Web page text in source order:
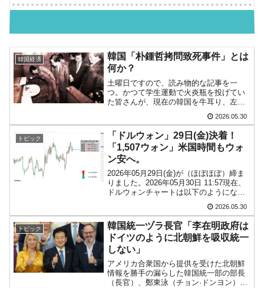
『Money1』
韓国「ここは北朝鮮なのか。選管がサーバー
にウソのデータを入力したのは明白だ」
『Money1』
韓国･李在明さっそく不動産対策で浅薄な発
言。
韓国は「中国と同じく」投資に不適格な国
だ。
『Money1』
『韓国銀行』が「金の保有量を増やします」
⇒「金を経由するドル入手」手段ではないのか？
韓国･外為取引量「1日当たり1,214.4億ドル」
まで拡大 ⇒ 海外資金の動きに強く左右される状態
『Money1』
韓国･帰ってきた李在明。李在明を支持しな
い「50.5％」に上昇
『Money1』
韓国大統領府ボンクラ政策室長が告発された
⇒ 国家が行った恐るべき株価操作であり、空前の国政壟断
韓国経済
韓国「朴鍾哲拷問致死事件」とは
何か？
土曜日ですので、読み物的な記事を一
つ。かつて学生運動で火炎瓶を投げてい
た皆さんが、現在の韓国を牛耳り、左
呈していますから――現在の韓国を知る
ためには過去を知らなければなりませ
ん。↑「スターバックス」不買運...
2026.05.30
トピック
「ドルウォン」29日(金)決着！
「1,507ウォン」米国時間もウォ
ン安へ。
2026年05月29日(金)が（ほぼほぼ）締ま
りました。2026年05月30日 11:57現在、
ドルウォンチャートは以下のようになっ
ています（チャートは『Investing.com』
より引用：以下同）。結局長い陽線で締
まりました。「1ドル＝...
2026.05.30
トピック
韓国統一ヅラ長官「李在明政府は
ドイツのように北朝鮮を吸収統一
しない」
アメリカ合衆国から提供を受けた北朝鮮
情報を勝手の漏らした韓国統一部の部長
（長官）、鄭東泳（チョン·ドンヨン）さ